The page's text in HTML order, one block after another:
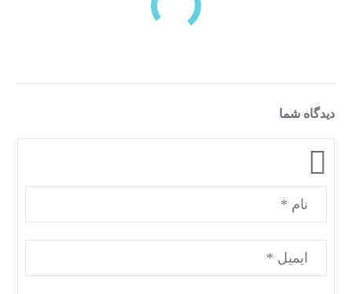
دسته‌بندی‌های منتخب برای شما
دیدگاه شما